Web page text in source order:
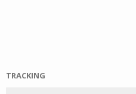
TRACKING